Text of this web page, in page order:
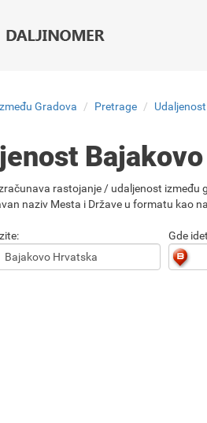
Gradova Pretrage
rastojanje / udaljenost između
naziv Mesta i Države u formatu kao
Gde